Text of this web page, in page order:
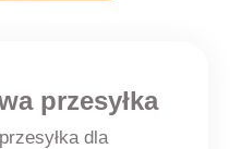
przesyłka
dla